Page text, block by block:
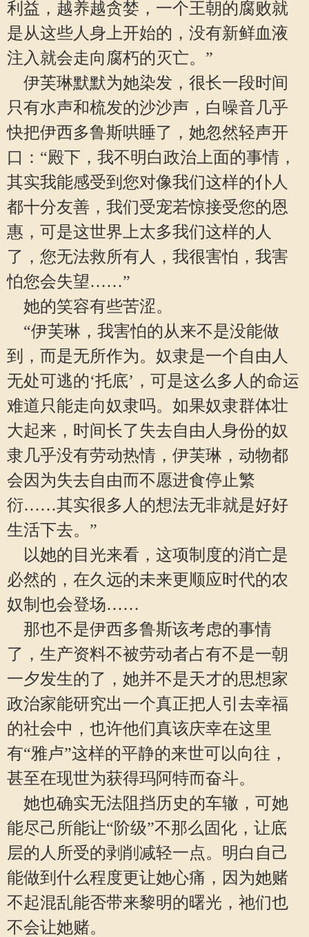
利益，越养越贪婪，一个王朝的腐败就
是从这些人身上开始的，没有新鲜血液
注入就会走向腐朽的灭亡。”
伊芙琳默默为她染发，很长一段时间
只有水声和梳发的沙沙声，白噪音几乎
快把伊西多鲁斯哄睡了，她忽然轻声开
口：“殿下，我不明白政治上面的事情，
其实我能感受到您对像我们这样的仆人
都十分友善，我们受宠若惊接受您的恩
惠，可是这世界上太多我们这样的人
了，您无法救所有人，我很害怕，我害
怕您会失望……”
她的笑容有些苦涩。
“伊芙琳，我害怕的从来不是没能做
到，而是无所作为。奴隶是一个自由人
无处可逃的‘托底’，可是这么多人的命运
难道只能走向奴隶吗。如果奴隶群体壮
大起来，时间长了失去自由人身份的奴
隶几乎没有劳动热情，伊芙琳，动物都
会因为失去自由而不愿进食停止繁
衍……其实很多人的想法无非就是好好
生活下去。”
以她的目光来看，这项制度的消亡是
必然的，在久远的未来更顺应时代的农
奴制也会登场……
那也不是伊西多鲁斯该考虑的事情
了，生产资料不被劳动者占有不是一朝
一夕发生的了，她并不是天才的思想家
政治家能研究出一个真正把人引去幸福
的社会中，也许他们真该庆幸在这里
有“雅卢”这样的平静的来世可以向往，
甚至在现世为获得玛阿特而奋斗。
她也确实无法阻挡历史的车辙，可她
能尽己所能让“阶级”不那么固化，让底
层的人所受的剥削减轻一点。明白自己
能做到什么程度更让她心痛，因为她赌
不起混乱能否带来黎明的曙光，祂们也
不会让她赌。